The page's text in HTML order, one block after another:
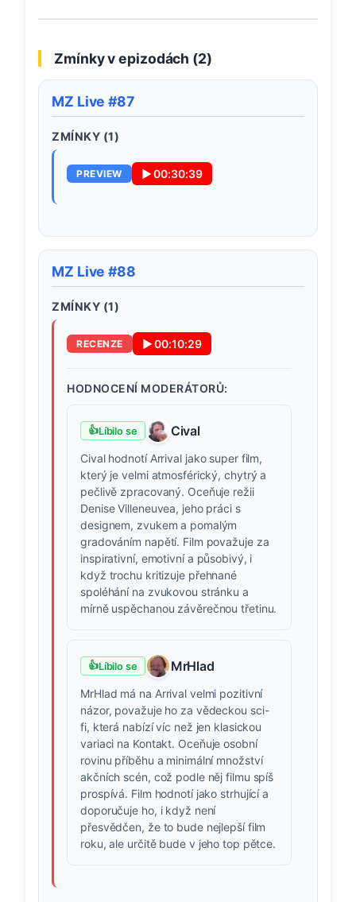
Zmínky v epizodách (2)
MZ Live #87
ZMÍNKY (1)
PREVIEW ▶00:30:39
MZ Live #88
ZMÍNKY (1)
RECENZE ▶00:10:29
HODNOCENÍ MODERÁTORŮ:
👍Líbilo se Cival
Cival hodnotí Arrival jako super film,
který je velmi atmosférický, chytrý a
pečlivě zpracovaný. Oceňuje režii
Denise Villeneuvea, jeho práci s
designem, zvukem a pomalým
gradováním napětí. Film považuje za
inspirativní, emotivní a působivý, i
když trochu kritizuje přehnané
spoléhání na zvukovou stránku a
mírně uspěchanou závěrečnou třetinu.
👍Líbilo se MrHlad
MrHlad má na Arrival velmi pozitivní
názor, považuje ho za vědeckou sci-
fi, která nabízí víc než jen klasickou
variaci na Kontakt. Oceňuje osobní
rovinu příběhu a minimální množství
akčních scén, což podle něj filmu spíš
prospívá. Film hodnotí jako strhující a
doporučuje ho, i když není
přesvědčen, že to bude nejlepší film
roku, ale určitě bude v jeho top pětce.